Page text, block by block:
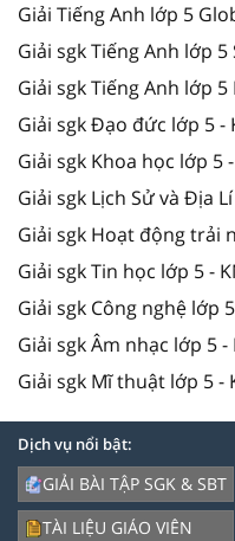
Giải Tiếng Anh lớp 5
Giải sgk Tiếng Anh lớp
Giải sgk Tiếng Anh lớp
Giải sgk Đạo đức lớp 5 -
Giải sgk Khoa học lớp 5
Giải sgk Lịch Sử và Địa
Giải sgk Hoạt động trải
Giải sgk Tin học lớp 5 -
Giải sgk Công nghệ lớp
Giải sgk Âm nhạc lớp 5 -
Giải sgk Mĩ thuật lớp 5 -
Dịch vụ nổi bật:
GIẢI BÀI TẬP SGK & SBT
TÀI LIỆU GIÁO VIÊN